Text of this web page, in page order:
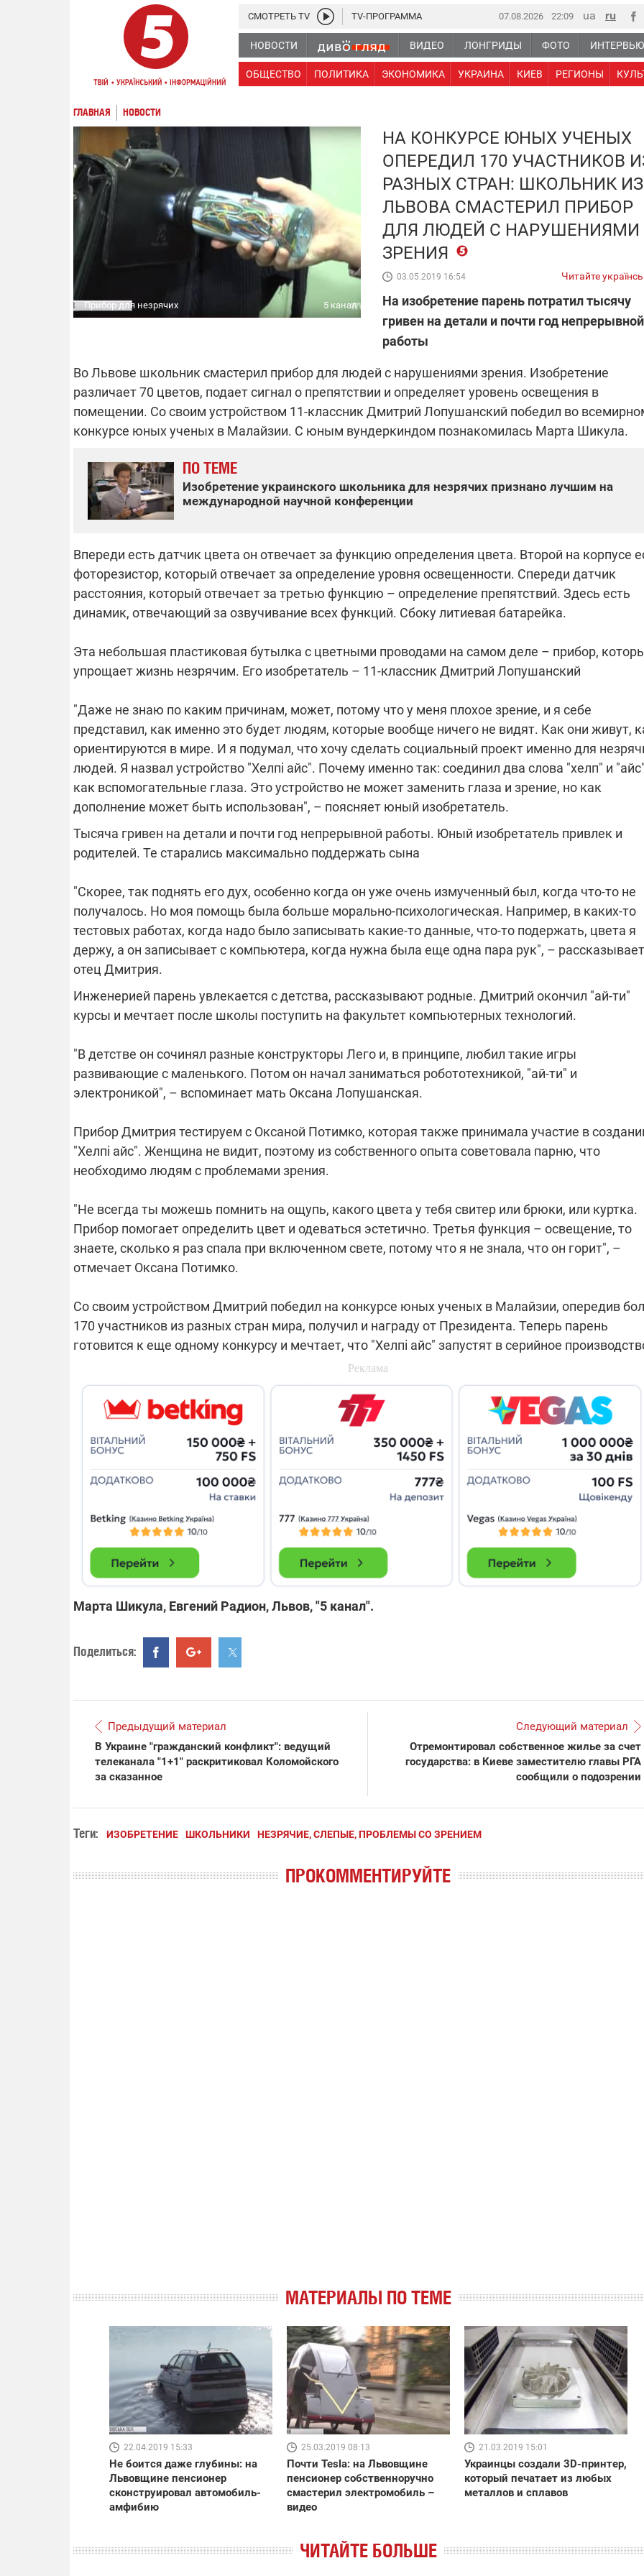
07.08.2026 22 09
НОВОСТИ ВИДЕО ЛОНГРИДЫ ФОТО ИНТЕРВЬЮ
ОБЩЕСТВО ПОЛИТИКА ЭКОНОМИКА УКРАИНА КИЕВ РЕГИОНЫ
СМОТРЕТЬ TV TV-ПРОГРАММА
ГЛАВНАЯ НОВОСТИ
Прибор для незрячих 5 канал
НА КОНКУРСЕ ЮНЫХ УЧЕНЫХ
ОПЕРЕДИЛ 170 УЧАСТНИКОВ
РАЗНЫХ СТРАН: ШКОЛЬНИК ИЗ
ЛЬВОВА СМАСТЕРИЛ ПРИБОР
ДЛЯ ЛЮДЕЙ С НАРУШЕНИЯМИ
ЗРЕНИЯ
03.05.2019 16:54 Читайте
На изобретение парень потратил тысячу
гривен на детали и почти год непрерывной
работы
Во Львове школьник смастерил прибор для людей с нарушениями зрения. Изобретение
различает 70 цветов, подает сигнал о препятствии и определяет уровень освещения в
помещении. Со своим устройством 11-классник Дмитрий Лопушанский победил во
конкурсе юных ученых в Малайзии. С юным вундеркиндом познакомилась Марта Шикула.
ПО ТЕМЕ
Изобретение украинского школьника для незрячих признано лучшим на
международной научной конференции
Впереди есть датчик цвета он отвечает за функцию определения цвета. Второй на корпусе
фоторезистор, который отвечает за определение уровня освещенности. Спереди датчик
расстояния, который отвечает за третью функцию – определение препятствий. Здесь есть
динамик, отвечающий за озвучивание всех функций. Сбоку литиевая батарейка.
Эта небольшая пластиковая бутылка с цветными проводами на самом деле – прибор,
упрощает жизнь незрячим. Его изобретатель – 11-классник Дмитрий Лопушанский
"Даже не знаю по каким причинам, может, потому что у меня плохое зрение, и я себе
представил, как именно это будет людям, которые вообще ничего не видят. Как они живут,
ориентируются в мире. И я подумал, что хочу сделать социальный проект именно для
людей. Я назвал устройство "Хелпі айс". Почему именно так: соединил два слова "хелп" и "айс"
как вспомогательные глаза. Это устройство не может заменить глаза и зрение, но как
дополнение может быть использован", – поясняет юный изобретатель.
Тысяча гривен на детали и почти год непрерывной работы. Юный изобретатель привлек и
родителей. Те старались максимально поддержать сына
"Скорее, так поднять его дух, особенно когда он уже очень измученный был, когда что-то не
получалось. Но моя помощь была больше морально-психологическая. Например, в каких-то
тестовых работах, когда надо было записывать какие-то данные, что-то подержать, цвета я
держу, а он записывает с компьютера, когда нужна была еще одна пара рук", – рассказывает
отец Дмитрия.
Инженерией парень увлекается с детства, рассказывают родные. Дмитрий окончил "ай-ти"
курсы и мечтает после школы поступить на факультет компьютерных технологий.
"В детстве он сочинял разные конструкторы Лего и, в принципе, любил такие игры
развивающие с маленького. Потом он начал заниматься робототехникой, "ай-ти" и
электроникой", – вспоминает мать Оксана Лопушанская.
Прибор Дмитрия тестируем с Оксаной Потимко, которая также принимала участие в
"Хелпі айс". Женщина не видит, поэтому из собственного опыта советовала парню, что
необходимо людям с проблемами зрения.
"Не всегда ты можешь помнить на ощупь, какого цвета у тебя свитер или брюки, или куртка.
Прибор помогает определить цвет и одеваться эстетично. Третья функция – освещение, то
знаете, сколько я раз спала при включенном свете, потому что я не знала, что он горит", –
отмечает Оксана Потимко.
Со своим устройством Дмитрий победил на конкурсе юных ученых в Малайзии, опередив
170 участников из разных стран мира, получил и награду от Президента. Теперь парень
готовится к еще одному конкурсу и мечтает, что "Хелпі айс" запустят в серийное
Марта Шикула, Евгений Радион, Львов, "5 канал".
Поделиться:
Предыдущий материал
В Украине "гражданский конфликт": ведущий
телеканала "1+1" раскритиковал Коломойского
за сказанное
Следующий материал
Отремонтировал собственное жилье за счет
государства: в Киеве заместителю главы РГА
сообщили о подозрении
Теги: ИЗОБРЕТЕНИЕ ШКОЛЬНИКИ НЕЗРЯЧИЕ, СЛЕПЫЕ, ПРОБЛЕМЫ СО ЗРЕНИЕМ
ПРОКОММЕНТИРУЙТЕ
МАТЕРИАЛЫ ПО ТЕМЕ
22.04.2019 15:33
Не боится даже глубины: на
Львовщине пенсионер
сконструировал автомобиль-
амфибию
25.03.2019 08:13
Почти Tesla: на Львовщине
пенсионер собственноручно
смастерил электромобиль –
видео
21.03.2019 15:01
Украинцы создали 3D-принтер,
который печатает из любых
металлов и сплавов
ЧИТАЙТЕ БОЛЬШЕ
ОТКЛЮЧЕНИЕ СВЕТА В УКРАИНЕ
Часть потребителей в четырех
областях остается без
возможно возобновление графиков
отключений электроэнергии –
"ПЛЕНКИ МИНДИЧА": ДЕЛО О
АФЕРАХ ДРУГА ЗЕЛЕНСКОГО
Новое подозрение по делу
НАБУ начало расследование в
браслет слежения
Поддержи
"Машинерию войны" и
РЭБ и пикапы –
продолжается сбор
сразу четырех бригад
ВСУ
Работают на
передовой:
которые снимают на
самых горячих
Вернадского на
фронт": стрелковая
бригада Воздушных
сил ВСУ собирает на
НРК Numo